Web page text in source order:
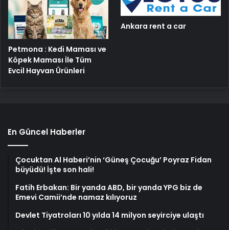
Petmona : Kedi Maması ve
Köpek Maması İle Tüm
Evcil Hayvan Ürünleri
Ankara rent a car
En Güncel Haberler
Çocuktan Al Haberi’nin ‘Güneş Çocuğu’ Poyraz Fidan
büyüdü! İşte son hali!
Fatih Erbakan: Bir yanda ABD, bir yanda YPG biz de
Emevi Camii’nde namaz kılıyoruz
Devlet Tiyatroları 10 yılda 14 milyon seyirciye ulaştı